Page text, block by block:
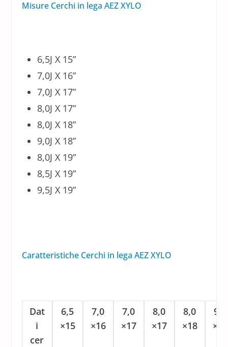
Misure Cerchi in lega AEZ XYLO
6,5J X 15”
7,0J X 16”
7,0J X 17”
8,0J X 17”
8,0J X 18”
9,0J X 18”
8,0J X 19”
8,5J X 19”
9,5J X 19”
Caratteristiche Cerchi in lega AEZ XYLO
Dat
i
cer
6,5
×15
7,0
×16
7,0
×17
8,0
×17
8,0
×18
9,0
×18